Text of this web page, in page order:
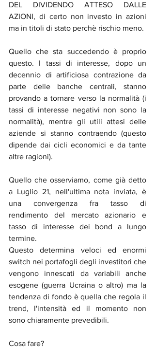
DEL DIVIDENDO ATTESO DALLE
AZIONI, di certo non investo in azioni
ma in titoli di stato perchè rischio meno.
Quello che sta succedendo è proprio
questo. I tassi di interesse, dopo un
decennio di artificiosa contrazione da
parte delle banche centrali, stanno
provando a tornare verso la normalità (i
tassi di interesse negativi non sono la
normalità), mentre gli utili attesi delle
aziende si stanno contraendo (questo
dipende dai cicli economici e da tante
altre ragioni).
Quello che osserviamo, come già detto
a Luglio 21, nell'ultima nota inviata, è
una convergenza fra tasso di
rendimento del mercato azionario e
tasso di interesse dei bond a lungo
termine.
Questo determina veloci ed enormi
switch nei portafogli degli investitori che
vengono innescati da variabili anche
esogene (guerra Ucraina o altro) ma la
tendenza di fondo è quella che regola il
trend, l'intensità ed il momento non
sono chiaramente prevedibili.
Cosa fare?